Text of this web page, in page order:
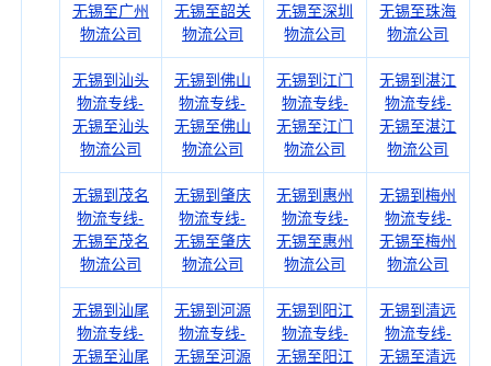
无锡至广州
物流公司
无锡至韶关
物流公司
无锡至深圳
物流公司
无锡至珠海
物流公司
无锡到汕头
物流专线-
无锡至汕头
物流公司
无锡到佛山
物流专线-
无锡至佛山
物流公司
无锡到江门
物流专线-
无锡至江门
物流公司
无锡到湛江
物流专线-
无锡至湛江
物流公司
无锡到茂名
物流专线-
无锡至茂名
物流公司
无锡到肇庆
物流专线-
无锡至肇庆
物流公司
无锡到惠州
物流专线-
无锡至惠州
物流公司
无锡到梅州
物流专线-
无锡至梅州
物流公司
无锡到汕尾
物流专线-
无锡至汕尾
无锡到河源
物流专线-
无锡至河源
无锡到阳江
物流专线-
无锡至阳江
无锡到清远
物流专线-
无锡至清远